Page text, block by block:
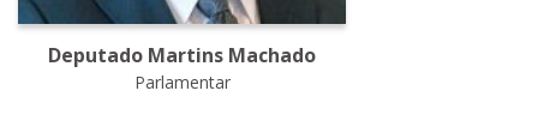
Deputado Martins Machado
Parlamentar